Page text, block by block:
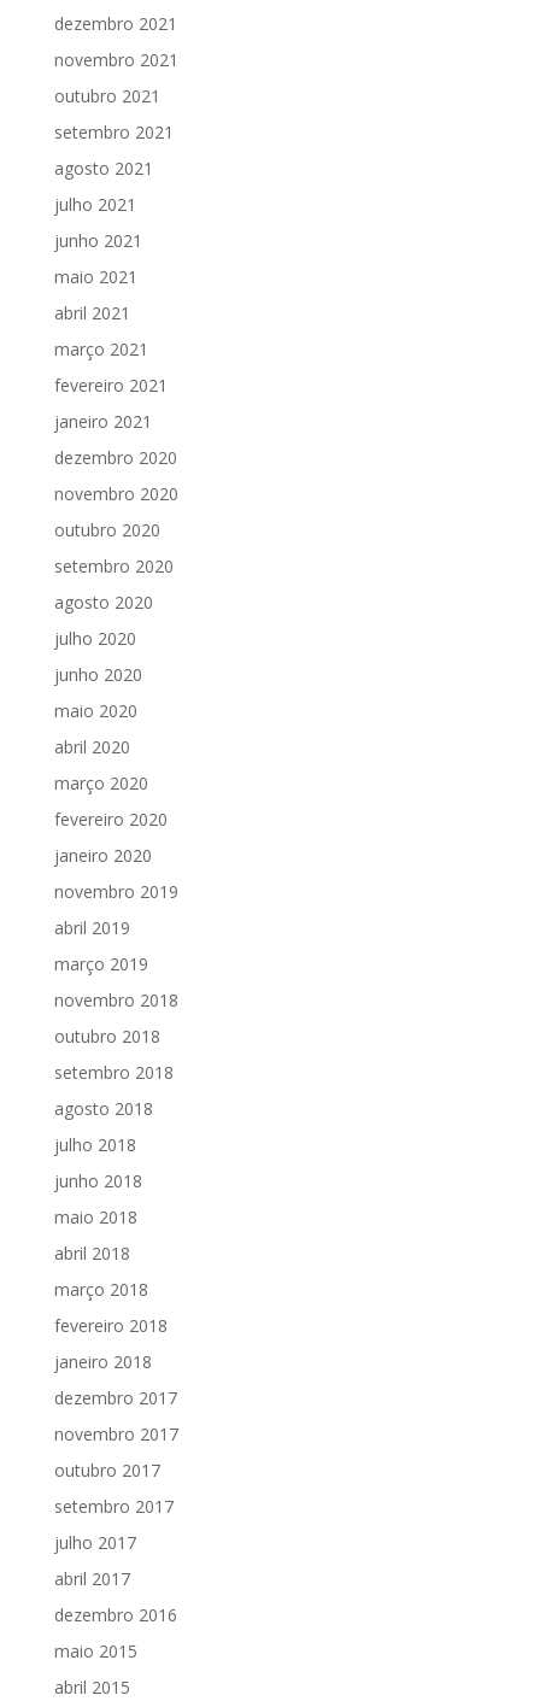
dezembro 2021
novembro 2021
outubro 2021
setembro 2021
agosto 2021
julho 2021
junho 2021
maio 2021
abril 2021
março 2021
fevereiro 2021
janeiro 2021
dezembro 2020
novembro 2020
outubro 2020
setembro 2020
agosto 2020
julho 2020
junho 2020
maio 2020
abril 2020
março 2020
fevereiro 2020
janeiro 2020
novembro 2019
abril 2019
março 2019
novembro 2018
outubro 2018
setembro 2018
agosto 2018
julho 2018
junho 2018
maio 2018
abril 2018
março 2018
fevereiro 2018
janeiro 2018
dezembro 2017
novembro 2017
outubro 2017
setembro 2017
julho 2017
abril 2017
dezembro 2016
maio 2015
abril 2015